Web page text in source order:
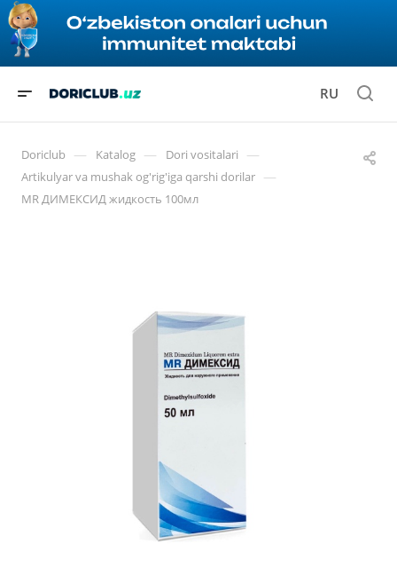
RU
Doriclub — Katalog — Dori vositalari —
Artikulyar va mushak og'rig'iga qarshi dorilar —
MR ДИМЕКСИД жидкость 100мл